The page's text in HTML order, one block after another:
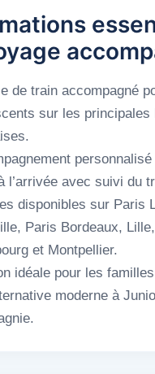
de train accompagné
sur les principales
l’arrivée avec suivi du
disponibles sur Paris
Paris Bordeaux,
et Montpellier.
idéale pour les
moderne à